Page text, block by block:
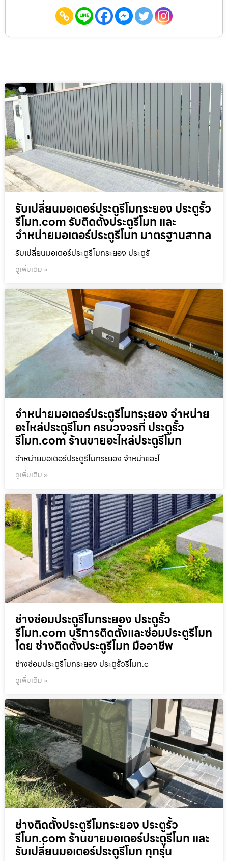
รับเปลี่ยนมอเตอร์ประตูรีโมทระยอง ประตูรั้ว
รีโมท.com รับติดตั้งประตูรีโมท และ
จำหน่ายมอเตอร์ประตูรีโมท มาตรฐานสากล
รับเปลี่ยนมอเตอร์ประตูรีโมทระยอง ประตูรั
ดูเพิ่มเติม »
จำหน่ายมอเตอร์ประตูรีโมทระยอง จำหน่าย
อะไหล่ประตูรีโมท ครบวงจรที่ ประตูรั้ว
รีโมท.com ร้านขายอะไหล่ประตูรีโมท
จำหน่ายมอเตอร์ประตูรีโมทระยอง จำหน่ายอะไ
ดูเพิ่มเติม »
ช่างซ่อมประตูรีโมทระยอง ประตูรั้ว
รีโมท.com บริการติดตั้งและซ่อมประตูรีโมท
โดย ช่างติดตั้งประตูรีโมท มืออาชีพ
ช่างซ่อมประตูรีโมทระยอง ประตูรั้วรีโมท.c
ดูเพิ่มเติม »
ช่างติดตั้งประตูรีโมทระยอง ประตูรั้ว
รีโมท.com ร้านขายมอเตอร์ประตูรีโมท และ
รับเปลี่ยนมอเตอร์ประตูรีโมท ทุกรุ่น